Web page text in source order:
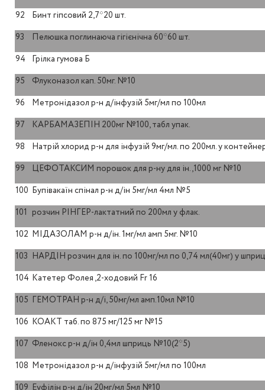
92
Бинт гіпсовий 2,7*20 шт.
93
Пелюшка поглинаюча гігієнічна 60*60 шт.
94
Грілка гумова Б
95
Флуконазол кап. 50мг. №10
96
Метронідазол р-н д/інфузій 5мг/мл по 100мл
97
КАРБАМАЗЕПІН 200мг №100, табл упак.
98
Натрій хлорид р-н для інфузій 9мг/мл. по 200мл. у
99
ЦЕФОТАКСИМ порошок для р-ну для ін.,1000 мг №10
100 Бупівакаїн спінал р-н д/ін 5мг/мл 4мл №5
101 розчин РІНГЕР-лактатний по 200мл у флак.
102 МІДАЗОЛАМ р-н д/ін. 1мг/мл амп 5мг. №10
103 НАРДІН розчин для ін. по 100мг/мл по 0,74 мл(40мг) у
104 Катетер Фолея ,2-ходовий Fr 16
105 ГЕМОТРАН р-н д/і, 50мг/мл амп.10мл №10
106 КОАКТ таб. по 875 мг/125 мг №15
107 Фленокс р-н д/ін 0,4мл шприць №10(2*5)
108 Метронідазол р-н д/інфузій 5мг/мл по 100мл
109 Еуфілін р-н д/ін 20мг/мл 5мл №10